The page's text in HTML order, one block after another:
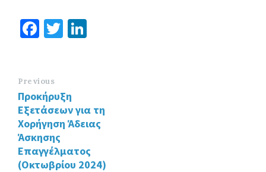
Fa
o
o
k
T
n
Previous
Προκήρυξη
Εξετάσεων για τη
Χορήγηση Άδειας
Άσκησης
Επαγγέλματος
(Οκτωβρίου 2024)